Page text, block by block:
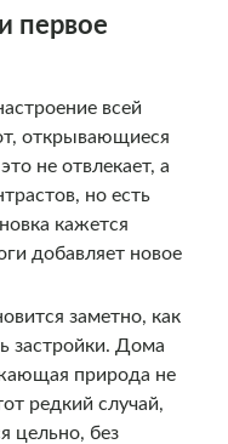
первое
всей
открывающиеся
не отвлекает, а
но есть
кажется
добавляет новое
заметно, как
застройки. Дома
природа не
редкий случай,
цельно, без